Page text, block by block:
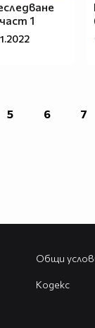
1
5 6 7
Общи
Кодекс